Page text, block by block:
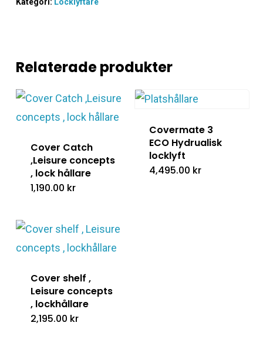
Kategori: Locklyftare
Relaterade produkter
Cover Catch
,Leisure concepts
, lock hållare
1,190.00 kr
Covermate 3
ECO Hydrualisk
locklyft
4,495.00 kr
Cover shelf ,
Leisure concepts
, lockhållare
2,195.00 kr